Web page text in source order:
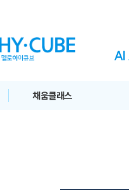
AI
채움클래스